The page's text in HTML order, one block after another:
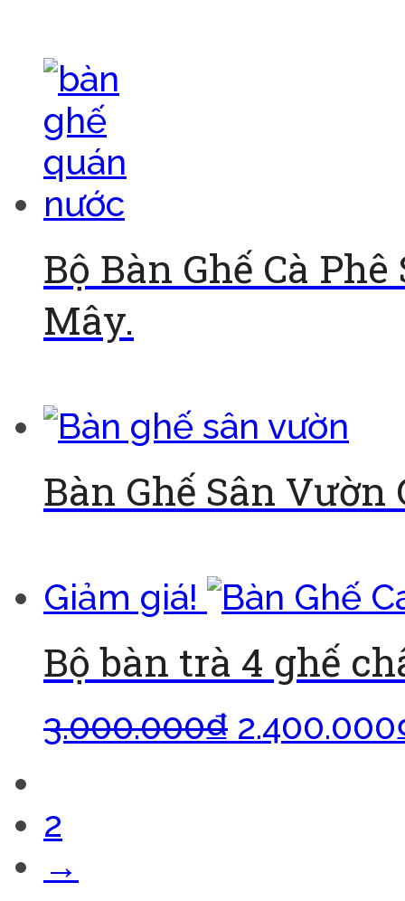
Bộ Bàn Ghế Cà
Mây.
Bàn Ghế Sân Vườn
Giảm giá!
Bộ bàn trà 4 ghế
3.000.000₫ 2.400.000
2
→